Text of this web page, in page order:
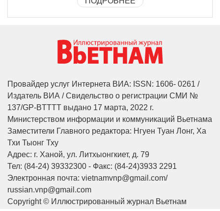
Провайдер услуг Интернета ВИА: ISSN: 1606- 0261 /
Издатель ВИА / Свидельство о регистрации СМИ №
137/GP-BTTTT выдано 17 марта, 2022 г.
Министерством информации и коммуникаций Вьетнама
Заместители Главного редактора: Нгуен Туан Лонг, Ха
Тхи Тыонг Тху
Адрес: г. Ханой, ул. Литхыонгкиет, д. 79
Тел: (84-24) 39332300 - Факс: (84-24)3933 2291
Электронная почта: vietnamvnp@gmail.com/
russian.vnp@gmail.com
Copyright © Иллюстрированный журнал Вьетнам